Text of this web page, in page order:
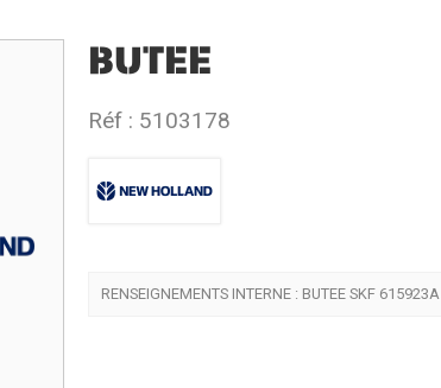
BUTEE
Réf : 5103178
RENSEIGNEMENTS INTERNE : BUTEE SKF 615923A